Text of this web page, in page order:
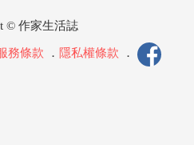
© 作家生活誌
務條款 ． 隱私權條款 ．